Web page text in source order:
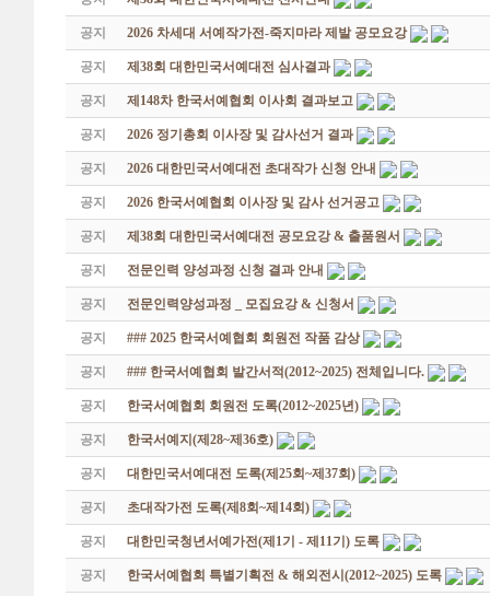
공지 2026 차세대 서예작가전-죽지마라 제발 공모요강
공지 제38회 대한민국서예대전 심사결과
공지 제148차 한국서예협회 이사회 결과보고
공지 2026 정기총회 이사장 및 감사선거 결과
공지 2026 대한민국서예대전 초대작가 신청 안내
공지 2026 한국서예협회 이사장 및 감사 선거공고
공지 제38회 대한민국서예대전 공모요강 & 출품원서
공지 전문인력 양성과정 신청 결과 안내
공지 전문인력양성과정 _ 모집요강 & 신청서
공지 ### 2025 한국서예협회 회원전 작품 감상
공지 ### 한국서예협회 발간서적(2012~2025) 전체입니다.
공지 한국서예협회 회원전 도록(2012~2025년)
공지 한국서예지(제28~제36호)
공지 대한민국서예대전 도록(제25회~제37회)
공지 초대작가전 도록(제8회~제14회)
공지 대한민국청년서예가전(제1기 - 제11기) 도록
공지 한국서예협회 특별기획전 & 해외전시(2012~2025) 도록